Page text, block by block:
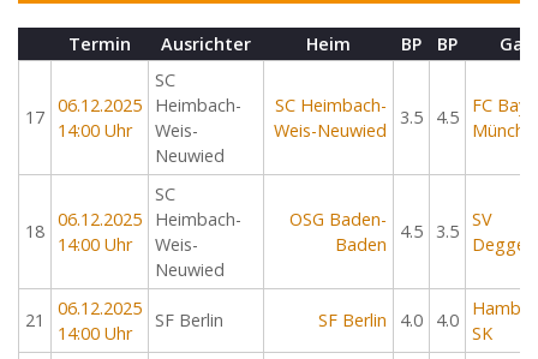
Termin Ausrichter Heim BP BP
17
06.12.2025
14:00 Uhr
SC
Heimbach-
Weis-
Neuwied
SC Heimbach-
Weis-Neuwied
3.5 4.5
FC
18
06.12.2025
14:00 Uhr
SC
Heimbach-
Weis-
Neuwied
OSG Baden-
Baden
4.5 3.5
SV
21
06.12.2025
14:00 Uhr
SF Berlin SF Berlin 4.0 4.0
SK